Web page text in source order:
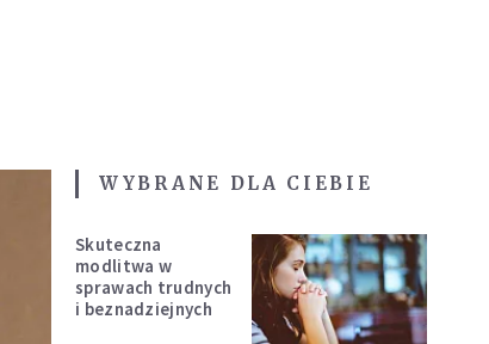
WYBRANE DLA CIEBIE
Skuteczna
modlitwa w
sprawach trudnych
i beznadziejnych